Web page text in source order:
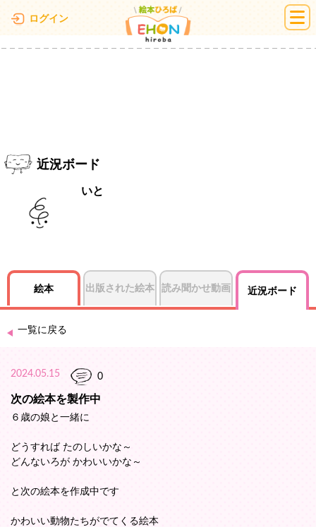
ログイン 絵本ひろば
近況ボード
いと
絵本 出版された絵本 読み聞かせ動画 近況ボード
一覧に戻る
2024.05.15 0
次の絵本を製作中
６歳の娘と一緒に
どうすれば たのしいかな～
どんないろが かわいいかな～
と次の絵本を作成中です
かわいい動物たちがでてくる絵本